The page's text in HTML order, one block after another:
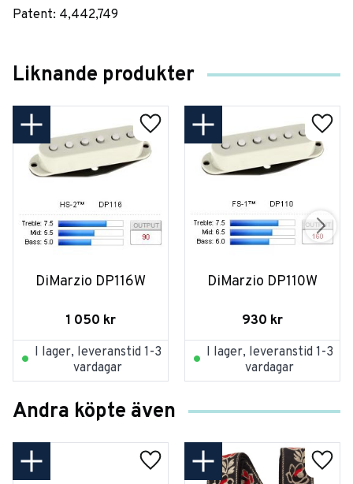
Patent: 4,442,749
Liknande produkter
DiMarzio DP116W
1 050 kr
I lager, leveranstid 1-3
vardagar
DiMarzio DP110W
930 kr
I lager, leveranstid 1-3
vardagar
Andra köpte även